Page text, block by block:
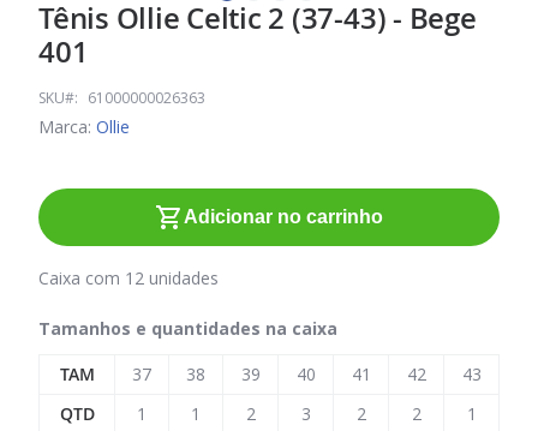
Saltar
para
o
início
da
imagens
Tênis Ollie Celtic 2 (37-43) - Bege
401
SKU 61000000026363
Marca: Ollie
Adicionar no carrinho
Caixa com 12 unidades
Tamanhos e quantidades na caixa
TAM
37 38 39 40 41 42
43
QTD
1 1 2 3 2 2 1